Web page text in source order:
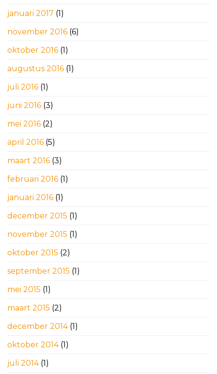
januari 2017 (1)
november 2016 (6)
oktober 2016 (1)
augustus 2016 (1)
juli 2016 (1)
juni 2016 (3)
mei 2016 (2)
april 2016 (5)
maart 2016 (3)
februari 2016 (1)
januari 2016 (1)
december 2015 (1)
november 2015 (1)
oktober 2015 (2)
september 2015 (1)
mei 2015 (1)
maart 2015 (2)
december 2014(1)
oktober 2014(1)
juli 2014(1)